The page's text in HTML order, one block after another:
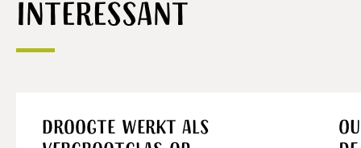
interessant
Droogte werkt als